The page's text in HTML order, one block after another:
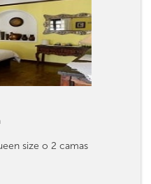
size o 2 camas